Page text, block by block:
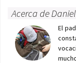
Acerca de
El